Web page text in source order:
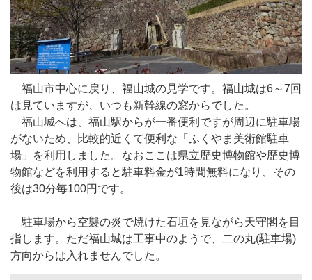
福山市中心に戻り、福山城の見学です。福山城は6～7回
は見ていますが、いつも新幹線の窓からでした。
福山城へは、福山駅からが一番便利ですが周辺に駐車場
がないため、比較的近くて便利な「ふくやま美術館駐車
場」を利用しました。なおここは県立歴史博物館や歴史博
物館などを利用すると駐車料金が1時間無料になり、その
後は30分毎100円です。
駐車場から空襲の炎で焼けた石垣を見ながら天守閣を目
指します。ただ福山城は工事中のようで、二の丸(駐車場)
方向からは入れませんでした。